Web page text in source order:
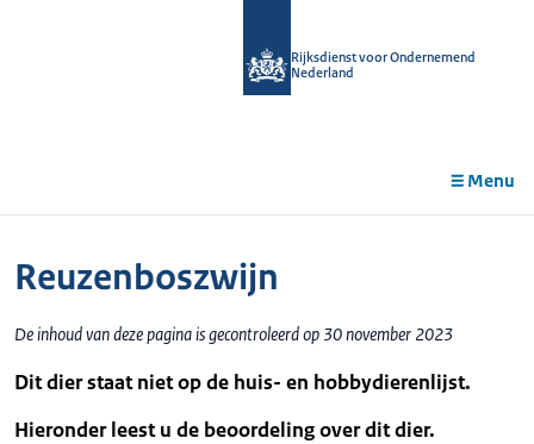
Rijksdienst voor Ondernemend
Nederland
Menu
Reuzenboszwijn
De inhoud van deze pagina is gecontroleerd op 30 november 2023
Dit dier staat niet op de huis- en hobbydierenlijst.
Hieronder leest u de beoordeling over dit dier.